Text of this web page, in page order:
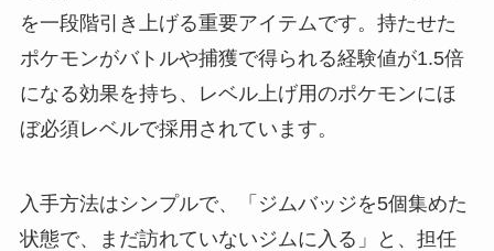
を一段階引き上げる重要アイテムです。持たせた
ポケモンがバトルや捕獲で得られる経験値が1.5倍
になる効果を持ち、レベル上げ用のポケモンにほ
ぼ必須レベルで採用されています。
入手方法はシンプルで、「ジムバッジを5個集めた
状態で、まだ訪れていないジムに入る」と、担任